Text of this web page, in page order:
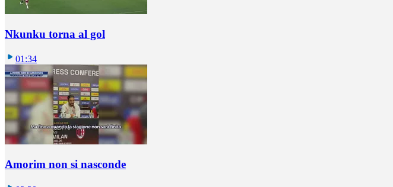
Nkunku torna al gol
01:34
Amorim non si nasconde